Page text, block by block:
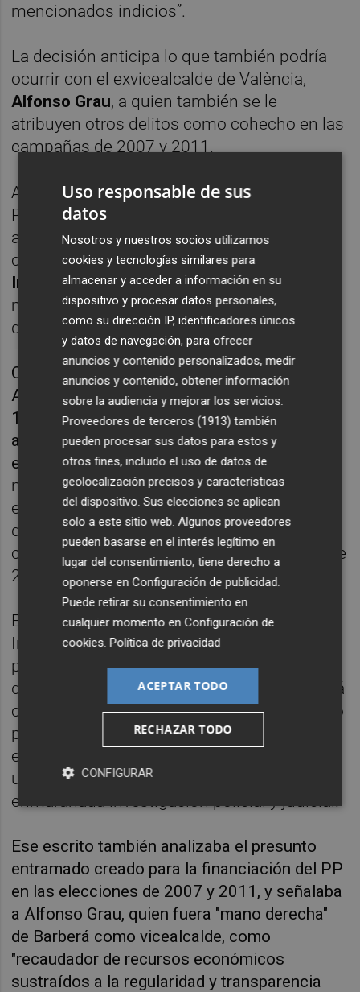
mencionados indicios”.
La decisión anticipa lo que también podría
ocurrir con el exvicealcalde de València,
Alfonso Grau, a quien también se le
atribuyen otros delitos como cohecho en las
campañas de 2007 y 2011.
Además, la Sección Cuarta de la Audiencia
Provincial de Valencia ha decretado el
archivo provisional de la causa abierta
contra las exconcejalas del PPAna Albert e
Irene Beneytoycontra un asesor de
mismo partido durante la etapa de Gobierno
de Rita Barberá.
Con estos, los archivos decretados por la
Audiencia en esta misma pieza ascienden a
16, tras los 13 hechos públicos ayer, que
afectaban igualmente a exediles y
exasesores.Los magistrados entienden que
no existen indicios de que estas dos
exconcejales y el asesor cometieran un
delito de blanqueo de capitales durante la
campaña para las elecciones municipales de
2015.
El pasado 19 de octubre, el Juzgado de
Instrucción número 18 anunciaba el
procesamiento de 49 concejales y asesores
del Ayuntamiento en la etapa de Rita Barberá
como alcaldesa, así como del PP local como
persona jurídica, por blanqueo de capitales
en las elecciones municipales de 2015, en
un auto que llegaba tras casi 6 años de una
enmarañada investigación policial y judicial.
Ese escrito también analizaba el presunto
entramado creado para la financiación del PP
en las elecciones de 2007 y 2011, y señalaba
a Alfonso Grau, quien fuera "mano derecha"
de Barberá como vicealcalde, como
"recaudador de recursos económicos
sustraídos a la regularidad y transparencia
Uso responsable de sus
datos
Nosotros y nuestros socios utilizamos
cookies y tecnologías similares para
almacenar y acceder a información en su
dispositivo y procesar datos personales,
como su dirección IP, identificadores únicos
y datos de navegación, para ofrecer
anuncios y contenido personalizados, medir
anuncios y contenido, obtener información
sobre la audiencia y mejorar los servicios.
Proveedores de terceros (1913) también
pueden procesar sus datos para estos y
otros fines, incluido el uso de datos de
geolocalización precisos y características
del dispositivo. Sus elecciones se aplican
solo a este sitio web. Algunos proveedores
pueden basarse en el interés legítimo en
lugar del consentimiento; tiene derecho a
oponerse enConfiguración de publicidad
Puede retirar su consentimiento en
cualquier momento enConfiguración de
cookies .Política de privacidad
ACEPTAR TODO
RECHAZAR TODO
CONFIGURAR